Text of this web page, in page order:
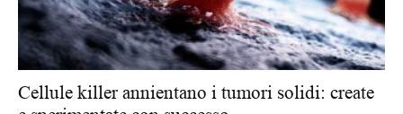
Cellule killer annientano i tumori solidi: create